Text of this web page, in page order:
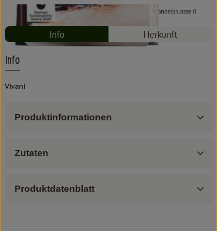
2,99 €/ 80 g 37,38 € Handelsklasse II
Info Herkunft
Info
Vivani
Produktinformationen
Zutaten
Produktdatenblatt